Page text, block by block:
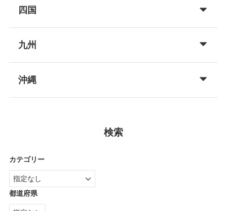
四国
九州
沖縄
検索
カテゴリー
都道府県